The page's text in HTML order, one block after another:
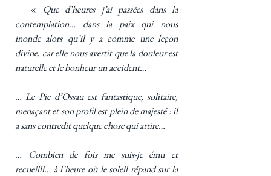
« Que d’heures j’ai passées dans la
contemplation… dans la paix qui nous
inonde alors qu’il y a comme une leçon
divine, car elle nous avertit que la douleur est
naturelle et le bonheur un accident…
… Le Pic d’Ossau est fantastique, solitaire,
menaçant et son profil est plein de majesté : il
a sans contredit quelque chose qui attire…
… Combien de fois me suis-je ému et
recueilli… à l’heure où le soleil répand sur la